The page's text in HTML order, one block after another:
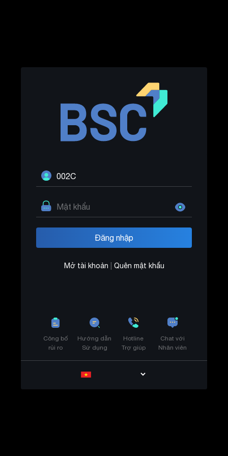
Mở tài khoản Quên mật khẩu
Công bố
rủi ro
Hướng dẫn
Sử dụng
Hotline
Trợ giúp
Chat với
Nhân viên